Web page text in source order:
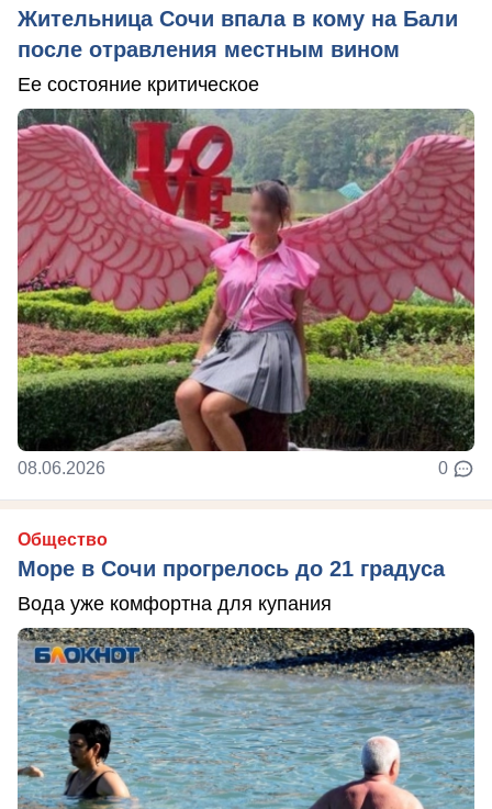
Жительница Сочи впала в кому на Бали
после отравления местным вином
Ее состояние критическое
08.06.2026 0
Общество
Море в Сочи прогрелось до 21 градуса
Вода уже комфортна для купания